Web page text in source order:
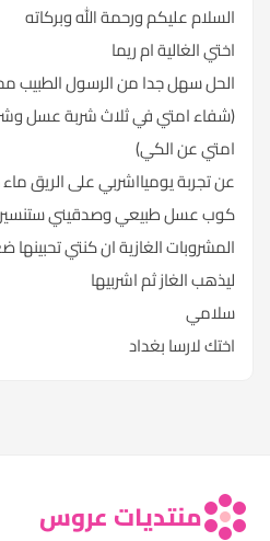
السلام عليكم ورحمة الله وبركاته
اختي الغالية ام ريما
الحل سهل جدا من الرسول الطبيب
(شفاء امتي في ثلاث شربة عسل
امتي عن الكي)
عن تجربة يوميااشربي على الريق
كوب عسل طبيعي وصدقيني
المشروبات الغازية ان كنتي
ليذهب الغاز ثم اشربيها
سلامي
اختك لارسا بغداد
منتديات عروس